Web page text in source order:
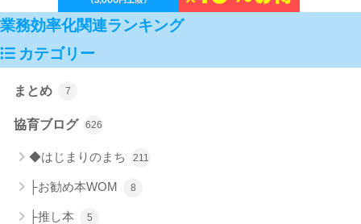
業務効率化関連ランキング
カテゴリー
まとめ 7
協育ブログ 626
◆はじまりのまち 211
├お勧め本WOM 8
├推し本 5